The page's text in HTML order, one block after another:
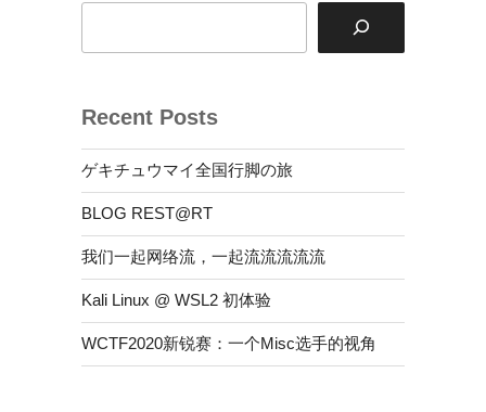
Recent Posts
ゲキチュウマイ全国行脚の旅
BLOG REST@RT
我们一起网络流，一起流流流流流
Kali Linux @ WSL2 初体验
WCTF2020新锐赛：一个Misc选手的视角